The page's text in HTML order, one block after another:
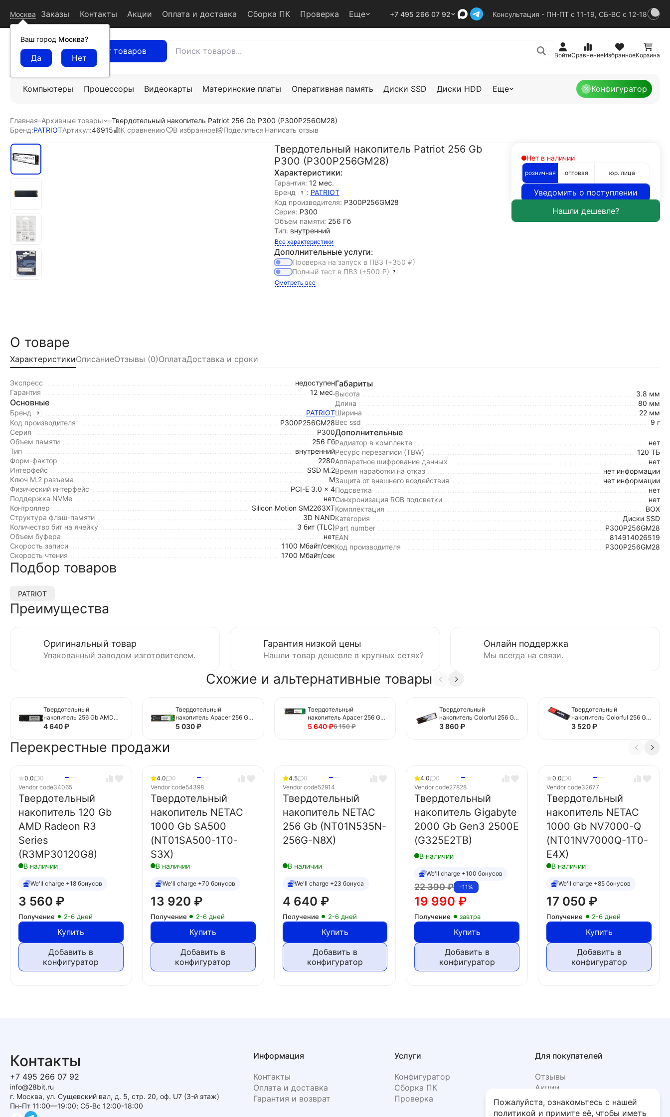
Москва
Ваш город Москва?
Заказы Контакты Акции Оплата и доставка Сборка ПК Проверка Еще +7 495 266 07 92 Консультация - ПН-ПТ с 11-19, СБ-ВС с 12-18
Каталог товаров ВойтиСравнениеИзбранноеКорзина
Компьютеры Процессоры Видеокарты Материнские платы Оперативная память Диски SSD Диски HDD Еще Конфигуратор
Главная–Архивные товары –Твердотельный накопитель Patriot 256 Gb P300 (P300P256GM28)
Бренд:PATRIOTАртикул:46915 К сравнению В избранное Поделиться Написать отзыв
Твердотельный накопитель Patriot 256 Gb
P300 (P300P256GM28)
Характеристики:
Гарантия: 12 мес.
Бренд
: PATRIOT
Код производителя: P300P256GM28
Серия: P300
Объем памяти: 256 Гб
Тип: внутренний
Все характеристики
Дополнительные услуги:
Проверка на запуск в ПВЗ (+350 ₽)
Полный тест в ПВЗ (+500 ₽)
Смотреть все
Нет в наличии
розничная оптовая юр. лица
Уведомить о поступлении
О товаре
ХарактеристикиОписаниеОтзывы (0)ОплатаДоставка и сроки
Экспресс
недоступен
Гарантия
12 мес.
Основные
Бренд
PATRIOT
Код производителя
P300P256GM28
Серия
P300
Объем памяти
256 Гб
Тип
внутренний
Форм-фактор
2280
Интерфейс
SSD M.2
Ключ M.2 разъема
M
Физический интерфейс
PCI-E 3.0 x 4
Поддержка NVMe
нет
Контроллер
Silicon Motion SM2263XT
Структура флэш-памяти
3D NAND
Количество бит на ячейку
3 бит (TLC)
Объем буфера
нет
Cкорость записи
1100 Мбайт/сек
Cкорость чтения
1700 Мбайт/сек
Габариты
Высота
3.8 мм
Длина
80 мм
Ширина
22 мм
Вес ssd
9 г
Дополнительные
Радиатор в комплекте
нет
Ресурс перезаписи (TBW)
120 ТБ
Аппаратное шифрование данных
нет
Время наработки на отказ
нет информации
Защита от внешнего воздействия
нет информации
Подсветка
нет
Синхронизация RGB подсветки
нет
Комплектация
BOX
Категория
Диски SSD
Part number
P300P256GM28
EAN
814914026519
Код производителя
P300P256GM28
Подбор товаров
PATRIOT
Преимущества
Оригинальный товар
Упакованный заводом изготовителем.
Гарантия низкой цены
Нашли товар дешевле в крупных сетях?
Онлайн поддержка
Мы всегда на связи.
Схожие и альтернативные товары
Твердотельный
накопитель 256 Gb AMD
Radeon R3 Series
4 640₽
Твердотельный
накопитель Apacer 256 Gb
(AP256GAS2280P4X-1)
5 030₽
Твердотельный
накопитель Apacer 256 Gb
(AP256GAS2280Q4L-1)
6 150₽
5 640₽
Твердотельный
накопитель Colorful 256 Gb
(CN600 PRO)
3 860₽
Твердотельный
накопитель Colorful 256 Gb
(CN600 256GB)
3 520₽
Перекрестные продажи
0.0
0
Vendor code34065
Твердотельный
накопитель 120 Gb
AMD Radeon R3
Series
(R3MP30120G8)
В наличии
We'll charge +18 бонусов
3 560 ₽
Получение 2-6 дней
Купить
Добавить в
конфигуратор
4.0
0
Vendor code54398
Твердотельный
накопитель NETAC
1000 Gb SA500
(NT01SA500-1T0-
S3X)
В наличии
We'll charge +70 бонусов
13 920 ₽
Получение 2-6 дней
Купить
Добавить в
конфигуратор
4.5
0
Vendor code52914
Твердотельный
накопитель NETAC
256 Gb (NT01N535N-
256G-N8X)
В наличии
We'll charge +23 бонуса
4 640 ₽
Получение 2-6 дней
Купить
Добавить в
конфигуратор
4.0
0
Vendor code27828
Твердотельный
накопитель Gigabyte
2000 Gb Gen3 2500E
(G325E2TB)
В наличии
We'll charge +100 бонусов
-11%
22 390₽
19 990 ₽
Получение завтра
Купить
Добавить в
конфигуратор
0.0
0
Vendor code32677
Твердотельный
накопитель NETAC
1000 Gb NV7000-Q
(NT01NV7000Q-1T0-
E4X)
В наличии
We'll charge +85 бонусов
17 050 ₽
Получение 2-6 дней
Купить
Добавить в
конфигуратор
Контакты
+7 495 266 07 92
info@28bit.ru
г. Москва, ул. Сущевский вал, д. 5, стр. 20, оф. U7 (3-й этаж)
Пн-Пт 11:00—19:00; Сб-Вс 12:00-18:00
Информация
Контакты
Оплата и доставка
Гарантия и возврат
Услуги
Конфигуратор
Сборка ПК
Проверка
Для покупателей
Отзывы
Акции
Фото
Пожалуйста, ознакомьтесь с нашей
политикой и примите её, чтобы иметь